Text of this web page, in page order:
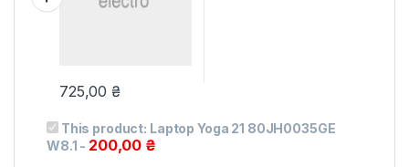
725,00₴
This product: Laptop Yoga 21 80JH0035GE
W8.1 - 200,00 ₴